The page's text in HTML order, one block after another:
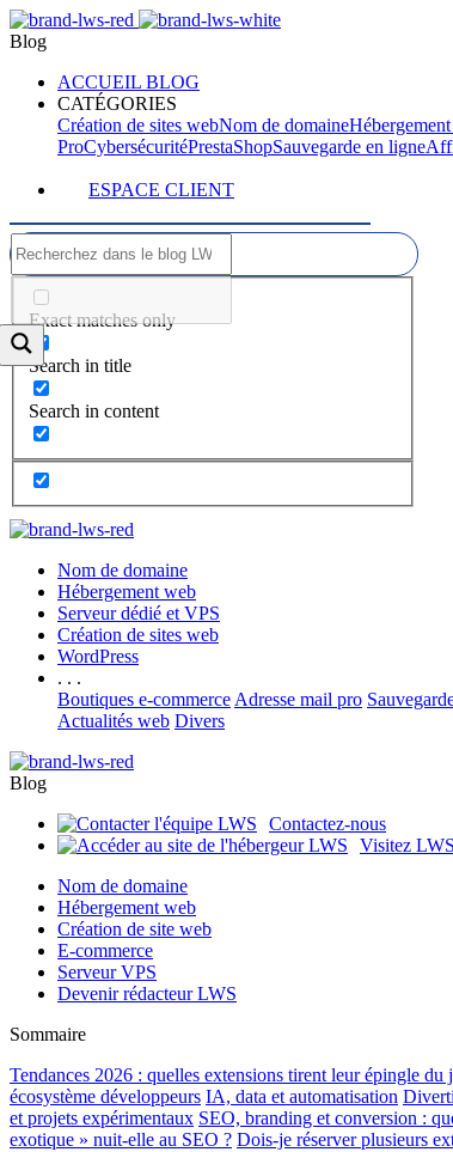
Blog
ACCUEIL BLOG
CATÉGORIES
Création de sites webNom de domaine
ProCybersécuritéPrestaShopSauvegarde en ligne
ESPACE CLIENT
Exact matches only
Search in title
Search in content
Nom de domaine
Hébergement web
Serveur dédié et VPS
Création de sites web
WordPress
. . .
Boutiques e-commerce Adresse mail pro
Actualités web Divers
Blog
Contactez-nous
Visitez
Nom de domaine
Hébergement web
Création de site web
E-commerce
Serveur VPS
Devenir rédacteur LWS
Sommaire
Tendances 2026 : quelles extensions tirent leur épingle du
écosystème développeurs IA, data et automatisation
et projets expérimentaux SEO, branding et conversion :
exotique » nuit-elle au SEO ? Dois-je réserver plusieurs